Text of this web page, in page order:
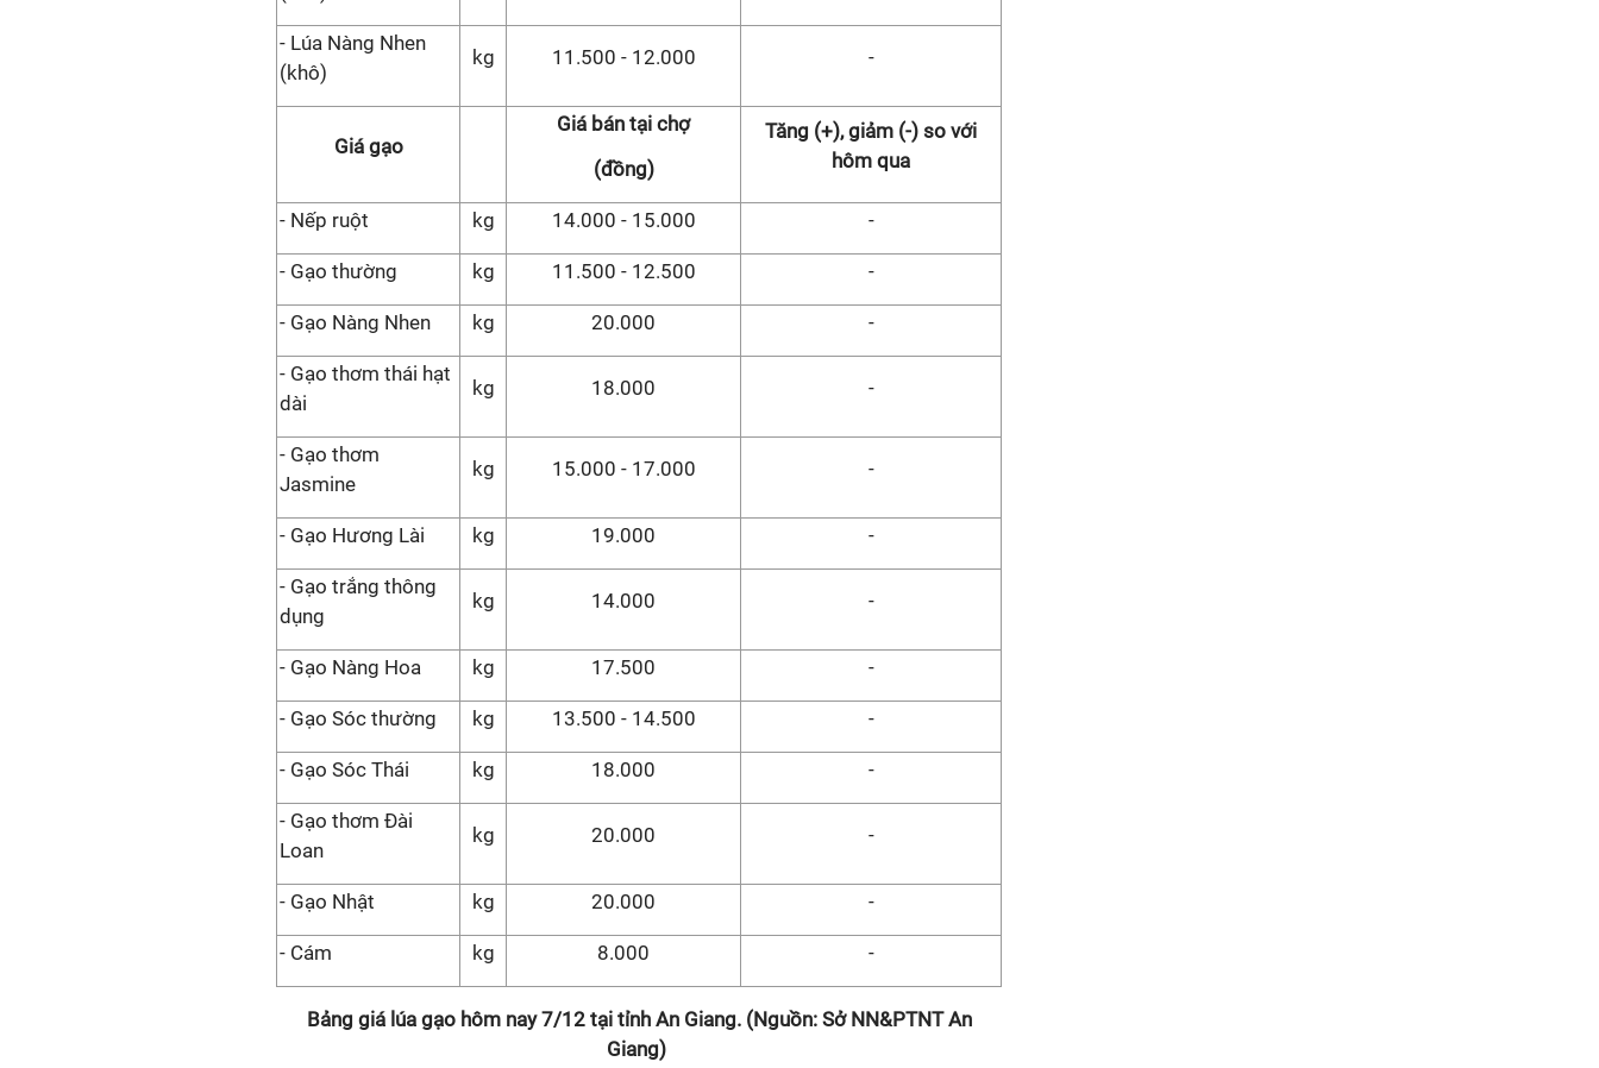
- Lúa Nàng Nhen
(khô)
kg 11.500 - 12.000 -
Giá gạo
Giá bán tại chợ
(đồng)
Tăng (+), giảm (-) so với
hôm qua
- Nếp ruột kg 14.000 - 15.000 -
- Gạo thường kg 11.500 - 12.500 -
- Gạo Nàng Nhen kg 20.000 -
- Gạo thơm thái hạt
dài
kg 18.000 -
- Gạo thơm
Jasmine
kg 15.000 - 17.000 -
- Gạo Hương Lài kg 19.000 -
- Gạo trắng thông
dụng
kg 14.000 -
- Gạo Nàng Hoa kg 17.500 -
- Gạo Sóc thường kg 13.500 - 14.500 -
- Gạo Sóc Thái kg 18.000 -
- Gạo thơm Đài
Loan
kg 20.000 -
- Gạo Nhật kg 20.000 -
- Cám kg 8.000 -
Bảng giá lúa gạo hôm nay 7/12 tại tỉnh An Giang. (Nguồn: Sở NN&PTNT An
Giang)